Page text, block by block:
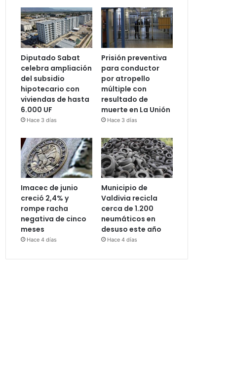
Diputado Sabat
celebra ampliación
del subsidio
hipotecario con
viviendas de hasta
6.000 UF
Hace 3 días
Prisión preventiva
para conductor
por atropello
múltiple con
resultado de
muerte en La Unión
Hace 3 días
Imacec de junio
creció 2,4% y
rompe racha
negativa de cinco
meses
Hace 4 días
Municipio de
Valdivia recicla
cerca de 1.200
neumáticos en
desuso este año
Hace 4 días